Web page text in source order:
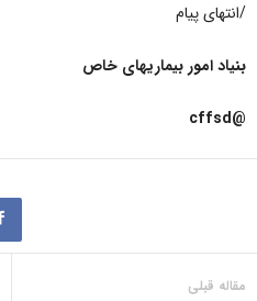
/انتهای پیام
بنیاد امور بیماریهای خاص
@cffsd
مقاله قبلی